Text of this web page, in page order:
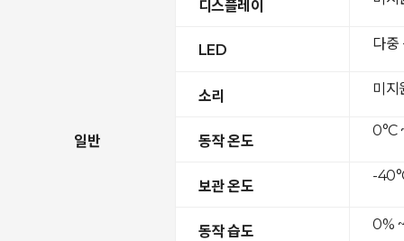
일반
디스플레이
LED
소리
동작 온도
보관 온도
동작 습도
다중
미지
0°C
-
0%